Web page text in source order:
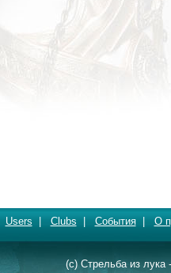
Users Clubs События| О
(c) Стрельба из лука